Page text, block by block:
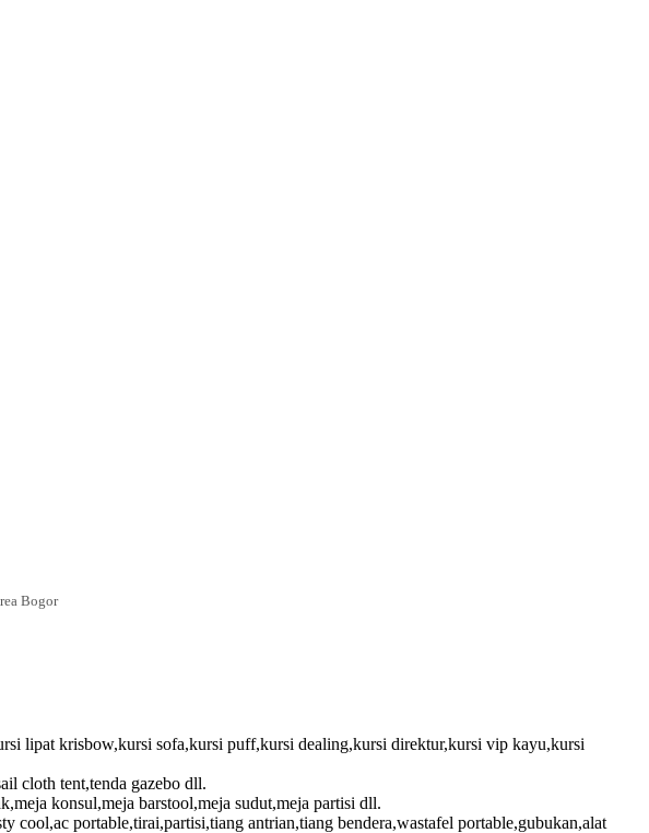
Bogor
lipat krisbow,kursi sofa,kursi puff,kursi dealing,kursi direktur,kursi vip kayu,kursi
cloth tent,tenda gazebo dll.
konsul,meja barstool,meja sudut,meja partisi dll.
cool,ac portable,tirai,partisi,tiang antrian,tiang bendera,wastafel portable,gubukan,alat